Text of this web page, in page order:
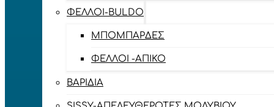
ΦΕΛΛΟΊ-BULDO
ΜΠΟΜΠΆΡΔΕΣ
ΦΕΛΛΟΊ -ΑΠΊΚΟ
ΒΑΡΊΔΙΑ